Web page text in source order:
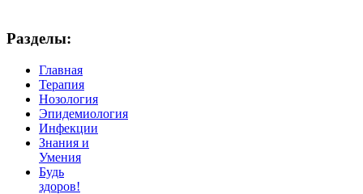
Разделы:
Главная
Терапия
Нозология
Эпидемиология
Инфекции
Знания и
Умения
Будь
здоров!